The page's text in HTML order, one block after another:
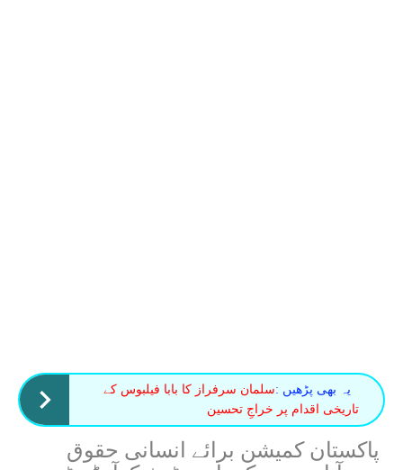
یہ بھی پڑھیں :سلمان سرفراز کا بابا فیلبوس کے
تاریخی اقدام پر خراجِ تحسین
پاکستان کمیشن برائے انسانی حقوق